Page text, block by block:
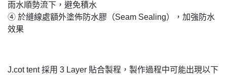
雨水順勢流下，避免積水
④ 於縫線處額外塗佈防水膠（Seam Sealing），加強防水
效果
J.cot tent 採用 3 Layer 貼合製程，製作過程中可能出現以下